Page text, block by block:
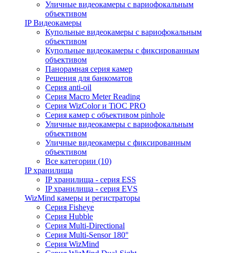
Уличные видеокамеры с вариофокальным
объективом
IP Видеокамеры
Купольные видеокамеры с вариофокальным
объективом
Купольные видеокамеры с фиксированным
объективом
Панорамная серия камер
Решения для банкоматов
Серия anti-oil
Серия Macro Meter Reading
Серия WizColor и TiOC PRO
Серия камер с объективом pinhole
Уличные видеокамеры с вариофокальным
объективом
Уличные видеокамеры с фиксированным
объективом
Все категории (10)
IP хранилища
IP хранилища - серия ESS
IP хранилища - серия EVS
WizMind камеры и регистраторы
Серия Fisheye
Серия Hubble
Серия Multi-Directional
Серия Multi-Sensor 180°
Серия WizMind